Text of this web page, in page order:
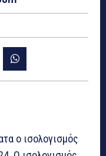
ο ισολογισμός